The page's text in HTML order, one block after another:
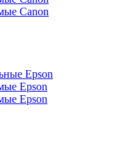
Canon
Epson
Epson
Epson